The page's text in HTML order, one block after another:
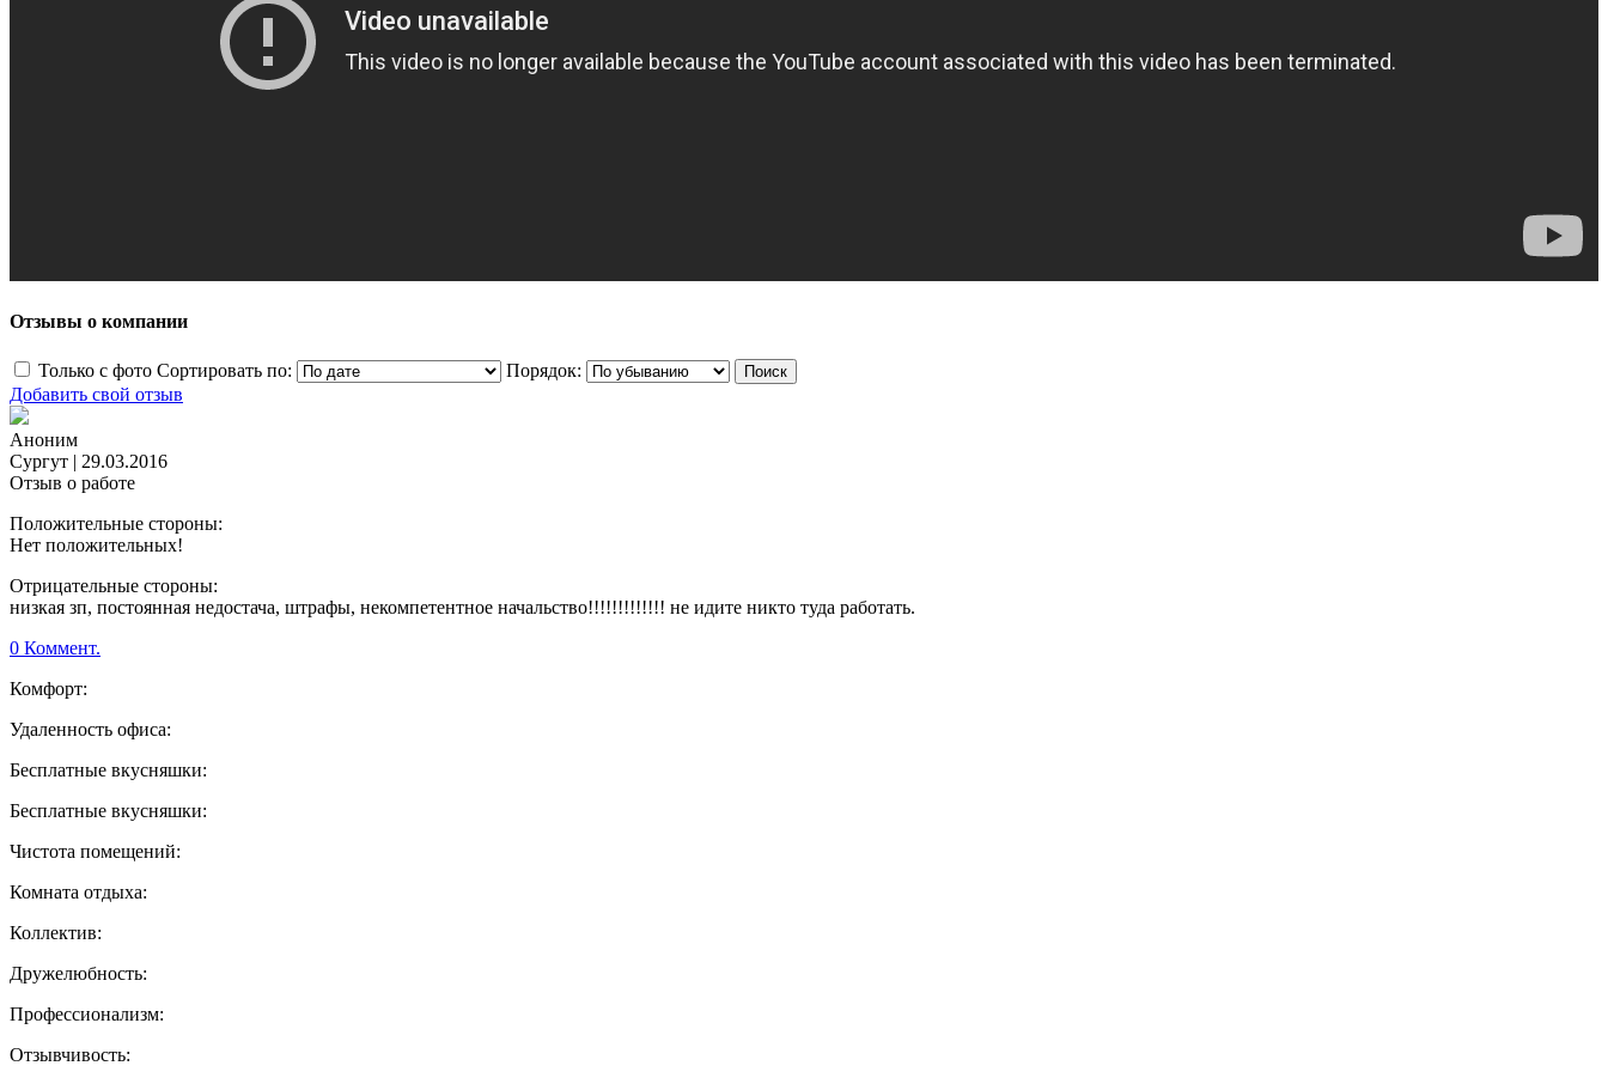
Отзывы о компании
Только с фото Сортировать по:
Порядок:
Добавить свой отзыв
Аноним
Сургут | 29.03.2016
Отзыв о работе
Положительные стороны:
Нет положительных!
Отрицательные стороны:
низкая зп, постоянная недостача, штрафы, некомпетентное начальство!!!!!!!!!!!!! не идите никто туда работать.
0 Коммент.
Комфорт:
Удаленность офиса:
Бесплатные вкусняшки:
Бесплатные вкусняшки:
Чистота помещений:
Комната отдыха:
Коллектив:
Дружелюбность:
Профессионализм:
Отзывчивость: